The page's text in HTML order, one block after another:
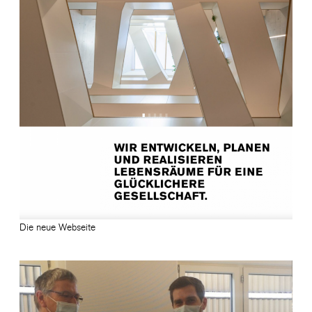
Die neue Webseite